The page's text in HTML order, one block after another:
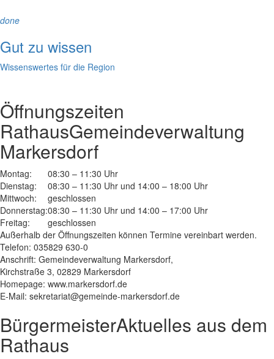
done
Gut zu wissen
Wissenswertes für die Region
Öffnungszeiten
RathausGemeindeverwaltung
Markersdorf
Montag:
08:30 – 11:30 Uhr
Dienstag:
08:30 – 11:30 Uhr und 14:00 – 18:00 Uhr
Mittwoch:
geschlossen
Donnerstag:08:30 – 11:30 Uhr und 14:00 – 17:00 Uhr
Freitag:
geschlossen
Außerhalb der Öffnungszeiten können Termine vereinbart werden.
Telefon: 035829 630-0
Anschrift: Gemeindeverwaltung Markersdorf,
Kirchstraße 3, 02829 Markersdorf
Homepage: www.markersdorf.de
E-Mail: sekretariat@gemeinde-markersdorf.de
BürgermeisterAktuelles aus dem
Rathaus